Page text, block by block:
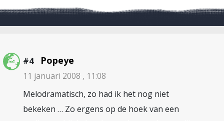
#4 Popeye
11 januari 2008 , 11:08
Melodramatisch, zo had ik het nog niet
bekeken … Zo ergens op de hoek van een